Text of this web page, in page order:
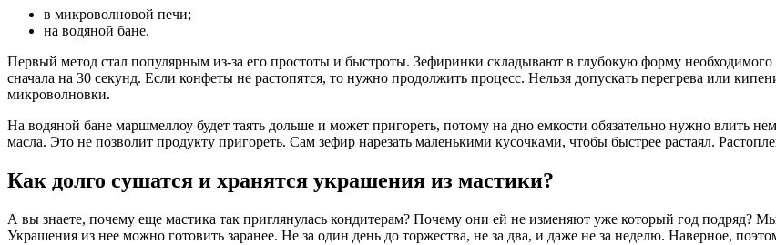
в микроволновой печи;
на водяной бане.
Первый метод стал популярным из-за его простоты и быстроты. Зефиринки складывают в глубокую форму
сначала на 30 секунд. Если конфеты не растопятся, то нужно продолжить процесс. Нельзя допускать перегрева или
микроволновки.
На водяной бане маршмеллоу будет таять дольше и может пригореть, потому на дно емкости обязательно нужно влить
масла. Это не позволит продукту пригореть. Сам зефир нарезать маленькими кусочками, чтобы быстрее растаял.
Как долго сушатся и хранятся украшения из мастики?
А вы знаете, почему еще мастика так приглянулась кондитерам? Почему они ей не изменяют уже который год подряд?
Украшения из нее можно готовить заранее. Не за один день до торжества, не за два, и даже не за неделю. Наверное,